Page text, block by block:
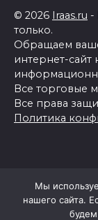
© 2026 Iraas.ru -
только.
Обращаем
интернет-сайт
Все торговые
Все права
Политика
Мы
нашего сайта.
будем